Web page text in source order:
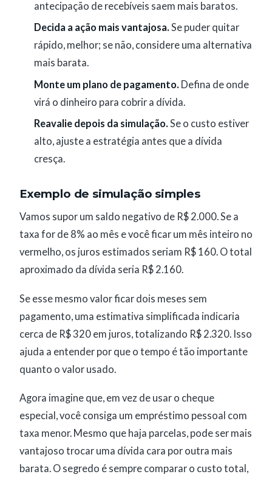
antecipação de recebíveis saem mais baratos.
Decida a ação mais vantajosa. Se puder quitar
rápido, melhor; se não, considere uma alternativa
mais barata.
Monte um plano de pagamento. Defina de onde
virá o dinheiro para cobrir a dívida.
Reavalie depois da simulação. Se o custo estiver
alto, ajuste a estratégia antes que a dívida
cresça.
Exemplo de simulação simples
Vamos supor um saldo negativo de R$ 2.000. Se a
taxa for de 8% ao mês e você ficar um mês inteiro no
vermelho, os juros estimados seriam R$ 160. O total
aproximado da dívida seria R$ 2.160.
Se esse mesmo valor ficar dois meses sem
pagamento, uma estimativa simplificada indicaria
cerca de R$ 320 em juros, totalizando R$ 2.320. Isso
ajuda a entender por que o tempo é tão importante
quanto o valor usado.
Agora imagine que, em vez de usar o cheque
especial, você consiga um empréstimo pessoal com
taxa menor. Mesmo que haja parcelas, pode ser mais
vantajoso trocar uma dívida cara por outra mais
barata. O segredo é sempre comparar o custo total,